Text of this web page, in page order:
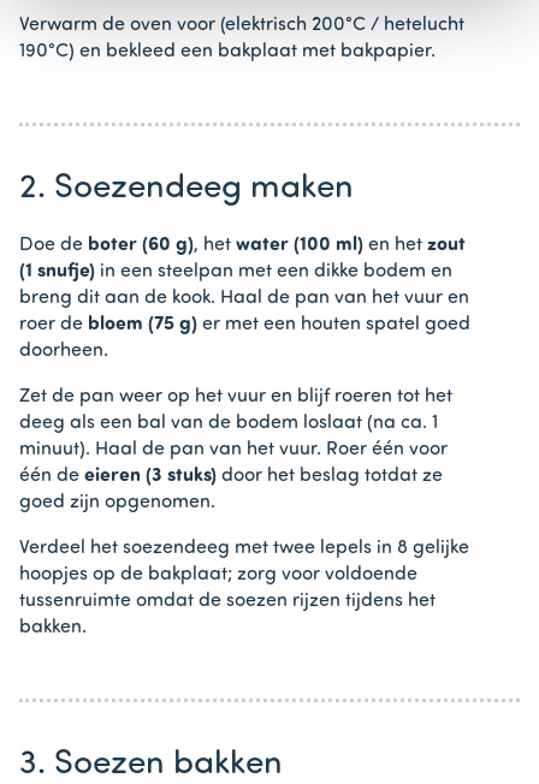
Verwarm de oven voor (elektrisch 200°C / hetelucht
190°C) en bekleed een bakplaat met bakpapier.
2. Soezendeeg maken
Doe de boter (60 g), het water (100 ml) en het zout
(1 snufje) in een steelpan met een dikke bodem en
breng dit aan de kook. Haal de pan van het vuur en
roer de bloem (75 g) er met een houten spatel goed
doorheen.
Zet de pan weer op het vuur en blijf roeren tot het
deeg als een bal van de bodem loslaat (na ca. 1
minuut). Haal de pan van het vuur. Roer één voor
één de eieren (3 stuks) door het beslag totdat ze
goed zijn opgenomen.
Verdeel het soezendeeg met twee lepels in 8 gelijke
hoopjes op de bakplaat; zorg voor voldoende
tussenruimte omdat de soezen rijzen tijdens het
bakken.
3. Soezen bakken